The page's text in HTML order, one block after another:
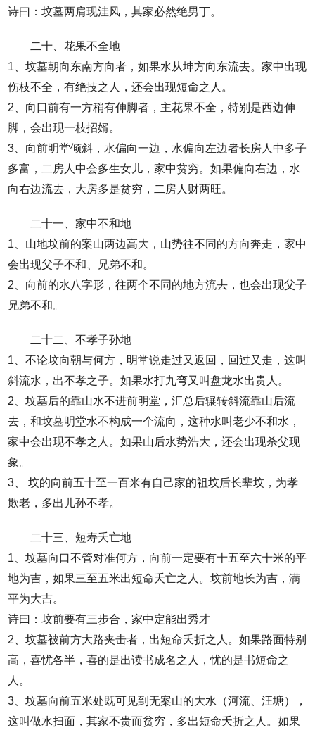
诗曰：坟墓两肩现洼风，其家必然绝男丁。
二十、花果不全地
1、坟墓朝向东南方向者，如果水从坤方向东流去。家中出现
伤枝不全，有绝技之人，还会出现短命之人。
2、向口前有一方稍有伸脚者，主花果不全，特别是西边伸
脚，会出现一枝招婿。
3、向前明堂倾斜，水偏向一边，水偏向左边者长房人中多子
多富，二房人中会多生女儿，家中贫穷。如果偏向右边，水
向右边流去，大房多是贫穷，二房人财两旺。
二十一、家中不和地
1、山地坟前的案山两边高大，山势往不同的方向奔走，家中
会出现父子不和、兄弟不和。
2、向前的水八字形，往两个不同的地方流去，也会出现父子
兄弟不和。
二十二、不孝子孙地
1、不论坟向朝与何方，明堂说走过又返回，回过又走，这叫
斜流水，出不孝之子。如果水打九弯又叫盘龙水出贵人。
2、坟墓后的靠山水不进前明堂，汇总后辗转斜流靠山后流
去，和坟墓明堂水不构成一个流向，这种水叫老少不和水，
家中会出现不孝之人。如果山后水势浩大，还会出现杀父现
象。
3、 坟的向前五十至一百米有自己家的祖坟后长辈坟，为孝
欺老，多出儿孙不孝。
二十三、短寿夭亡地
1、坟墓向口不管对准何方，向前一定要有十五至六十米的平
地为吉，如果三至五米出短命夭亡之人。坟前地长为吉，满
平为大吉。
诗曰：坟前要有三步合，家中定能出秀才
2、坟墓被前方大路夹击者，出短命夭折之人。如果路面特别
高，喜忧各半，喜的是出读书成名之人，忧的是书短命之
人。
3、坟墓向前五米处既可见到无案山的大水（河流、汪塘），
这叫做水扫面，其家不贵而贫穷，多出短命夭折之人。如果